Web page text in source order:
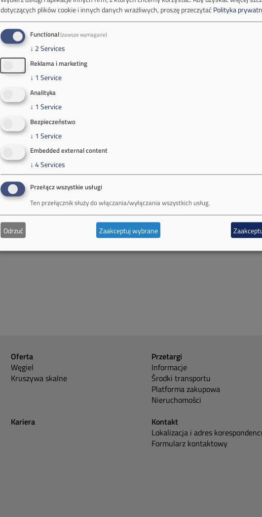
Oferta
Węgiel
Kruszywa skalne
Przetargi
Informacje
Środki transportu
Platforma zakupowa
Nieruchomości
Kariera
Kontakt
Lokalizacja i adres
Formularz kontaktowy
dotyczących plików cookie i innych danych wrażliwych, proszę przeczytaćPolityka
Functional(zawsze wymagane)
↓ 2Services
Reklama i marketing
↓ 1 Service
Analityka
↓ 1 Service
Bezpieczeństwo
↓ 1 Service
Embedded external content
↓ 4Services
Przełącz wszystkie usługi
Ten przełącznik służy do włączania/wyłączania wszystkich usług.
Odrzuć Zaakceptuj wybrane